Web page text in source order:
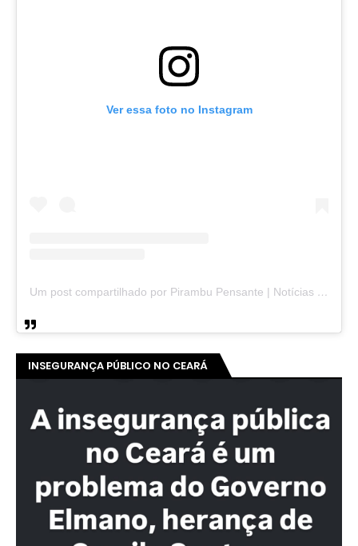
Ver essa foto no Instagram
Um post compartilhado por Pirambu Pensante | Notícias & Entretenimento (@pirambupensante)
INSEGURANÇA PÚBLICO NO CEARÁ